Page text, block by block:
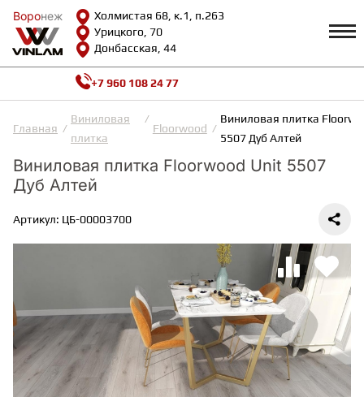
Воронеж
Холмистая 68, к.1, п.263
Урицкого, 70
Донбасская, 44
Воронеж
КАТАЛОГ Профиль
Возврат и гарантии
Сотрудничество
Видеообзоры
ВИНИЛОВАЯ ПЛИТКА
ЛАМИНАТ
ИНЖЕНЕРНАЯ ДОСКА
ПАРКЕТНАЯ ДОСКА
ТЕРРАСНАЯ ДОСКА
+7 960 108 24 77
Главная
Виниловая
плитка
Floorwood
Виниловая плитка
5507 Дуб Алтей
Виниловая плитка Floorwood Unit 5507
Дуб Алтей
Артикул: ЦБ-00003700